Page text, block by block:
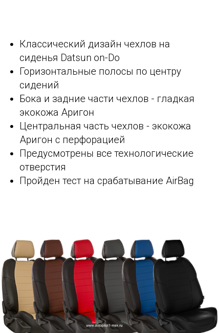
Классический дизайн чехлов на
сиденья Datsun on-Do
Горизонтальные полосы по центру
сидений
Бока и задние части чехлов - гладкая
экокожа Аригон
Центральная часть чехлов - экокожа
Аригон с перфорацией
Предусмотрены все технологические
отверстия
Пройден тест на срабатывание AirBag